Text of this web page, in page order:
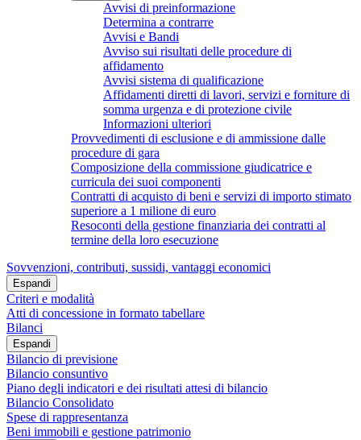
Avvisi di preinformazione
Determina a contrarre
Avvisi e Bandi
Avviso sui risultati delle procedure di
affidamento
Avvisi sistema di qualificazione
Affidamenti diretti di lavori, servizi e forniture di
somma urgenza e di protezione civile
Informazioni ulteriori
Provvedimenti di esclusione e di ammissione dalle
procedure di gara
Composizione della commissione giudicatrice e
curricula dei suoi componenti
Contratti di acquisto di beni e servizi di importo stimato
superiore a 1 milione di euro
Resoconti della gestione finanziaria dei contratti al
termine della loro esecuzione
Sovvenzioni, contributi, sussidi, vantaggi economici
Espandi
Criteri e modalità
Atti di concessione in formato tabellare
Bilanci
Espandi
Bilancio di previsione
Bilancio consuntivo
Piano degli indicatori e dei risultati attesi di bilancio
Bilancio Consolidato
Spese di rappresentanza
Beni immobili e gestione patrimonio